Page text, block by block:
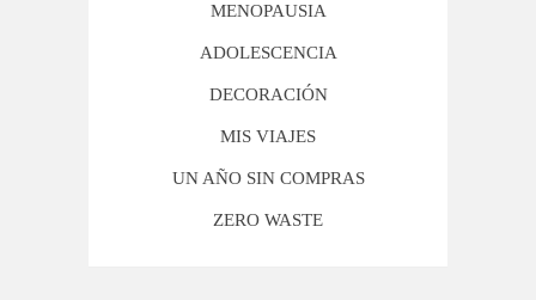
MENOPAUSIA
ADOLESCENCIA
DECORACIÓN
MIS VIAJES
UN AÑO SIN COMPRAS
ZERO WASTE